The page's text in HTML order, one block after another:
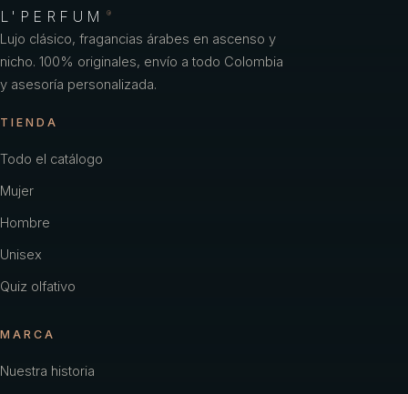
L'PERFUM ®
Lujo clásico, fragancias árabes en ascenso y
nicho. 100% originales, envío a todo Colombia
y asesoría personalizada.
TIENDA
Todo el catálogo
Mujer
Hombre
Unisex
Quiz olfativo
MARCA
Nuestra historia